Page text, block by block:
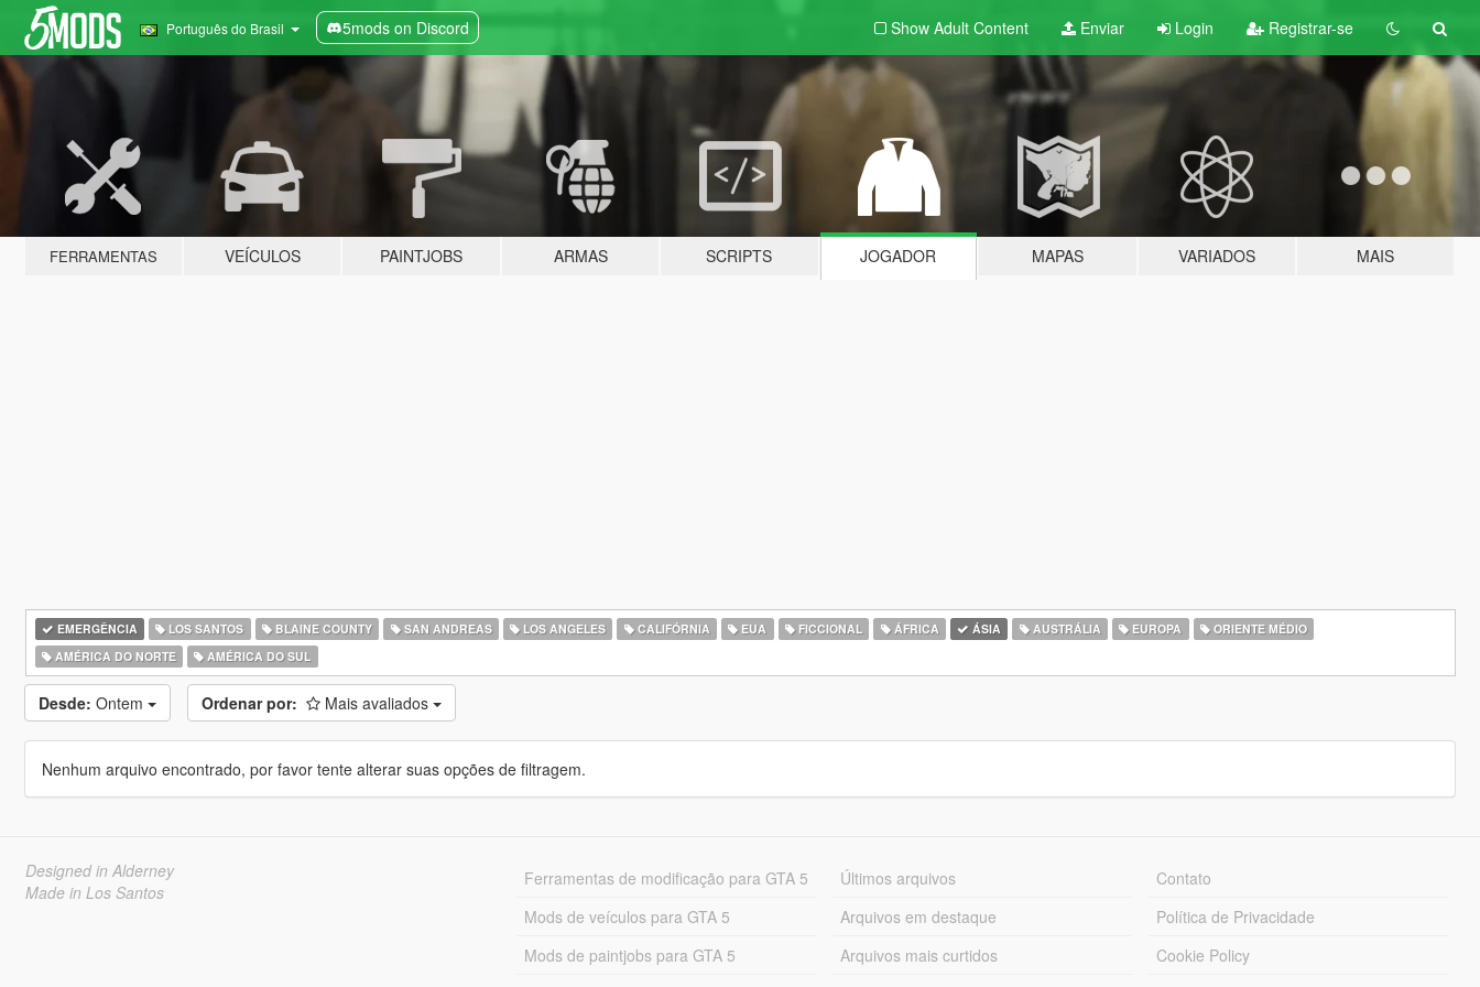
Português do Brasil 5mods on Discord Show Adult Content Enviar Login Registrar-se
FERRAMENTAS VEÍCULOS PAINTJOBS ARMAS SCRIPTS JOGADOR MAPAS VARIADOS MAIS
EMERGÊNCIA LOS SANTOS BLAINE COUNTY SAN ANDREAS LOS ANGELES CALIFÓRNIA EUA FICCIONAL ÁFRICA ÁSIA AUSTRÁLIA EUROPA
ORIENTE MÉDIO
AMÉRICA DO NORTE
AMÉRICA DO SUL
Desde: Ontem Ordenar por: Mais avaliados
Nenhum arquivo encontrado, por favor tente alterar suas opções de filtragem.
Designed in Alderney
Made in Los Santos
Ferramentas de modificação para GTA 5
Mods de veículos para GTA 5
Mods de paintjobs para GTA 5
Últimos arquivos
Arquivos em destaque
Arquivos mais curtidos
Contato
Política de Privacidade
Cookie Policy